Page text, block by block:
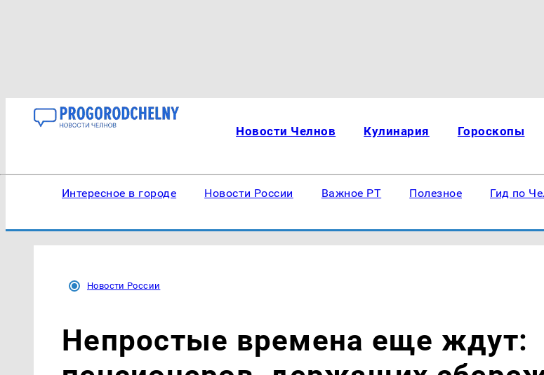
Новости Челнов Кулинария Гороскопы
Интересное в городе Новости России Важное РТ Полезное Гид по
Новости России
Непростые времена еще ждут: